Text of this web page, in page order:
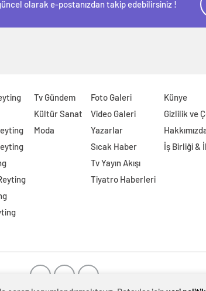
olarak e-postanızdan takip edebilirsiniz !
Tv Gündem
Kültür Sanat
Moda
Foto Galeri
Video Galeri
Yazarlar
Sıcak Haber
Tv Yayın Akışı
Tiyatro Haberleri
Künye
Gizlilik ve
İş Birliği &